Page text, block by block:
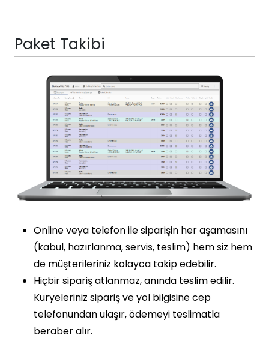
Paket Takibi
Online veya telefon ile siparişin her aşamasını
(kabul, hazırlanma, servis, teslim) hem siz hem
de müşterileriniz kolayca takip edebilir.
Hiçbir sipariş atlanmaz, anında teslim edilir.
Kuryeleriniz sipariş ve yol bilgisine cep
telefonundan ulaşır, ödemeyi teslimatla
beraber alır.